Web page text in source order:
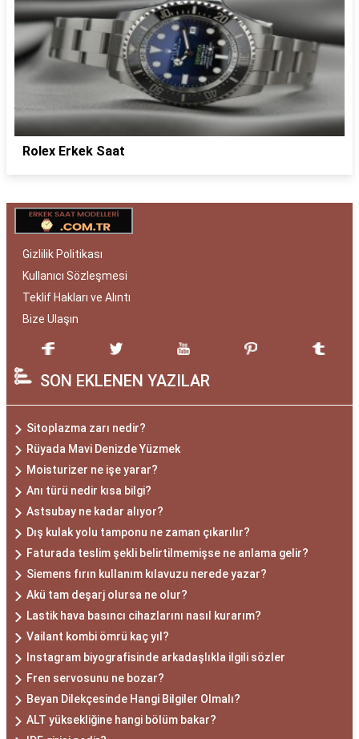
Rolex Erkek Saat
Gizlilik Politikası
Kullanıcı Sözleşmesi
Teklif Hakları ve Alıntı
Bize Ulaşın
SON EKLENEN YAZILAR
Sitoplazma zarı nedir?
Rüyada Mavi Denizde Yüzmek
Moisturizer ne işe yarar?
Anı türü nedir kısa bilgi?
Astsubay ne kadar alıyor?
Dış kulak yolu tamponu ne zaman çıkarılır?
Faturada teslim şekli belirtilmemişse ne anlama gelir?
Siemens fırın kullanım kılavuzu nerede yazar?
Akü tam deşarj olursa ne olur?
Lastik hava basıncı cihazlarını nasıl kurarım?
Vailant kombi ömrü kaç yıl?
Instagram biyografisinde arkadaşlıkla ilgili sözler
Fren servosunu ne bozar?
Beyan Dilekçesinde Hangi Bilgiler Olmalı?
ALT yüksekliğine hangi bölüm bakar?